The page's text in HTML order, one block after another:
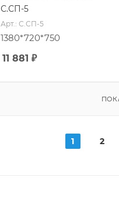
С.СП-5
Арт.: С.СП-5
1380*720*750
11 881 ₽
1 2